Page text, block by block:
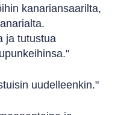
kanariansaarilta,
ja tutustua
uudelleenkin."